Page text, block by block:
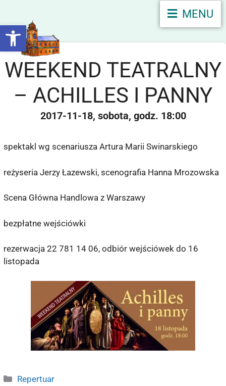
Otwórz pasek narzędzi
MENU
WEEKEND TEATRALNY
– ACHILLES I PANNY
2017-11-18 sobota 18:00
spektakl wg scenariusza Artura Marii Swinarskiego
reżyseria Jerzy Łazewski, scenografia Hanna Mrozowska
Scena Główna Handlowa z Warszawy
bezpłatne wejściówki
rezerwacja 22 781 14 06, odbiór wejściówek do 16
listopada
Repertuar